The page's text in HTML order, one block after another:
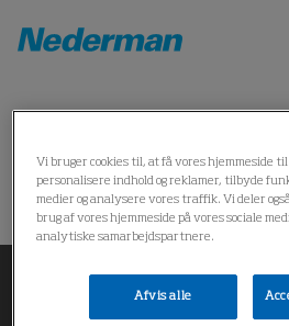
Home Produkter *
Kunne ikke finde produktet
Vi bruger cookies til, at få vores hjemmeside
personalisere indhold og reklamer, tilbyde
medier og analysere vores traffik. Vi deler
brug af vores hjemmeside på vores sociale
analytiske samarbejdspartnere.
Afvis alle